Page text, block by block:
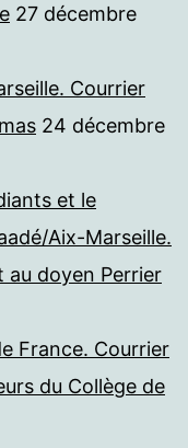
27 décembre
Courrier
24 décembre
et le
Aix-Marseille.
au doyen Perrier
France. Courrier
du Collège de